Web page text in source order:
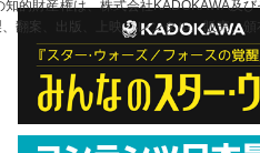
的財産権は、株式会社KADOKAWA及
翻案、出版、上映、レンタル、販売、頒